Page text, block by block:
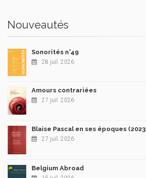
Nouveautés
Sonorités n°49
28 juil. 2026
Amours contrariées
27 juil. 2026
Blaise Pascal en ses époques
27 juil. 2026
Belgium Abroad